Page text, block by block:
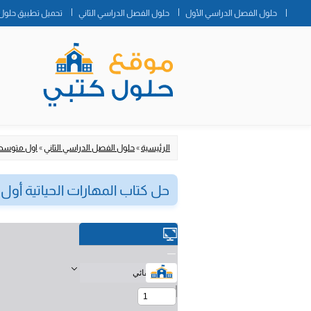
حلول الفصل الدراسي الأول حلول الفصل الدراسي الثاني تحميل تطبيق
الرئيسية»حلول الفصل الدراسي الثاني» اول
حل كتاب المهارات الحياتية أول متوسط ف2